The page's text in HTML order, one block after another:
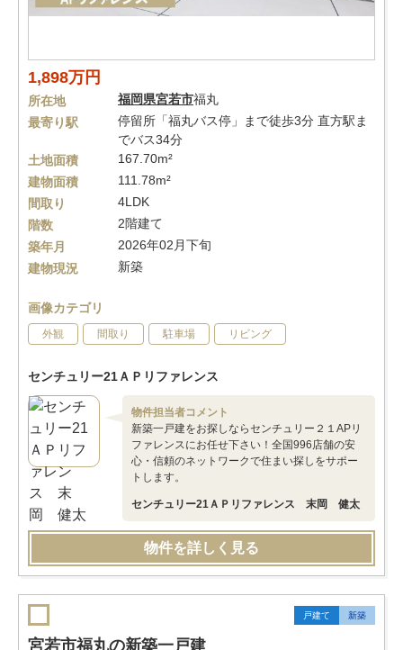
1,898万円
所在地 福岡県宮若市福丸
最寄り駅
停留所「福丸バス停」まで徒歩3分 直方駅ま
でバス34分
土地面積
167.70m²
建物面積
111.78m²
間取り
4LDK
階数
2階建て
築年月
2026年02月下旬
建物現況
新築
画像カテゴリ
外観 間取り 駐車場 リビング
センチュリー21ＡＰリファレンス
物件担当者コメント
新築一戸建をお探しならセンチュリー２１APリ
ファレンスにお任せ下さい！全国996店舗の安
心・信頼のネットワークで住まい探しをサポー
トします。
センチュリー21ＡＰリファレンス 末岡 健太
物件を詳しく見る
戸建て 新築
宮若市福丸の新築一戸建